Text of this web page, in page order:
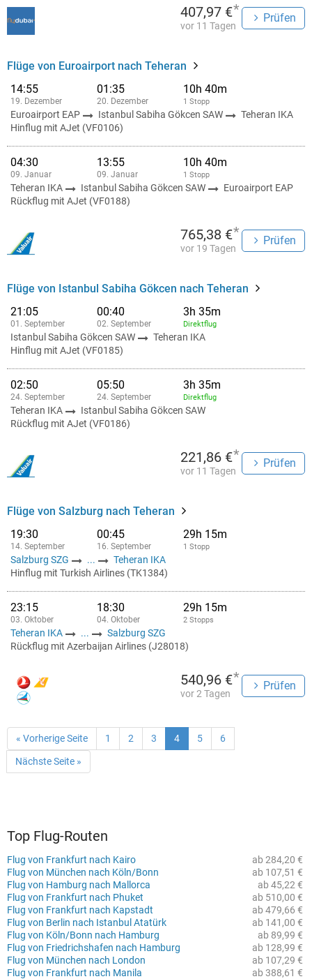
407,97 €*
vor 11 Tagen
Prüfen
Flüge von Euroairport nach Teheran
14:55
19. Dezember
01:35
20. Dezember
10h 40m
1 Stopp
Euroairport EAP Istanbul Sabiha Gökcen SAW
Teheran IKA
Hinflug mit AJet (VF0106)
04:30
09. Januar
13:55
09. Januar
10h 40m
1 Stopp
Teheran IKA Istanbul Sabiha Gökcen SAW
Euroairport EAP
Rückflug mit AJet (VF0188)
765,38 €*
vor 19 Tagen
Prüfen
Flüge von Istanbul Sabiha Gökcen nach Teheran
21:05
01. September
00:40
02. September
3h 35m
Direktflug
Istanbul Sabiha Gökcen SAW
Teheran IKA
Hinflug mit AJet (VF0185)
02:50
24. September
05:50
24. September
3h 35m
Direktflug
Teheran IKA
Istanbul Sabiha Gökcen SAW
Rückflug mit AJet (VF0186)
221,86 €*
vor 11 Tagen
Prüfen
Flüge von Salzburg nach Teheran
19:30
14. September
00:45
16. September
29h 15m
1 Stopp
Salzburg SZG ...
Teheran IKA
Hinflug mit Turkish Airlines (TK1384)
23:15
03. Oktober
18:30
04. Oktober
29h 15m
2 Stopps
Teheran IKA ...
Salzburg SZG
Rückflug mit Azerbaijan Airlines (J28018)
540,96 €*
vor 2 Tagen
Prüfen
« Vorherige Seite 1 2 3 4 5 6
Nächste Seite »
Top Flug-Routen
ab 284,20 €
Flug von Frankfurt nach Kairo
ab 107,51 €
Flug von München nach Köln/Bonn
ab 45,22 €
Flug von Hamburg nach Mallorca
ab 510,00 €
Flug von Frankfurt nach Phuket
ab 479,66 €
Flug von Frankfurt nach Kapstadt
ab 141,00 €
Flug von Berlin nach Istanbul Atatürk
ab 89,99 €
Flug von Köln/Bonn nach Hamburg
ab 128,99 €
Flug von Friedrichshafen nach Hamburg
ab 107,29 €
Flug von München nach London
ab 388,61 €
Flug von Frankfurt nach Manila